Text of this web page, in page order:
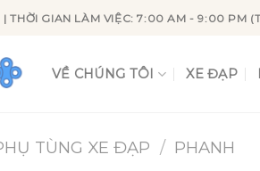
| THỜI GIAN LÀM VIỆC: 7:00 AM - 9:00 PM
VỀ CHÚNG TÔI XE ĐẠP
TÙNG XE ĐẠP / PHANH